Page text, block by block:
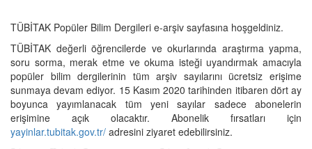
TÜBİTAK Popüler Bilim Dergileri e-arşiv sayfasına hoşgeldiniz.
TÜBİTAK değerli öğrencilerde ve okurlarında araştırma yapma,
soru sorma, merak etme ve okuma isteği uyandırmak amacıyla
popüler bilim dergilerinin tüm arşiv sayılarını ücretsiz erişime
sunmaya devam ediyor. 15 Kasım 2020 tarihinden itibaren dört ay
boyunca yayımlanacak tüm yeni sayılar sadece abonelerin
erişimine açık olacaktır. Abonelik fırsatları için
yayinlar.tubitak.gov.tr/ adresini ziyaret edebilirsiniz.